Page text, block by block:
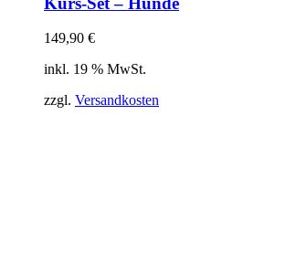
149,90 €
inkl. 19 % MwSt.
zzgl. Versandkosten